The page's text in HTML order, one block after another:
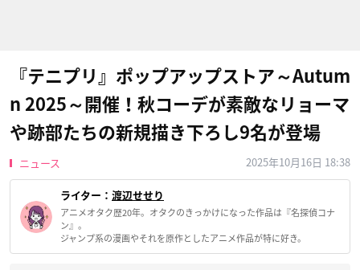
『テニプリ』ポップアップストア～Autum
n 2025～開催！秋コーデが素敵なリョーマ
や跡部たちの新規描き下ろし9名が登場
ニュース 2025年10月16日 18:38
ライター： 渡辺せせり
アニメオタク歴20年。オタクのきっかけになった作品は『名探偵コナ
ン』。
ジャンプ系の漫画やそれを原作としたアニメ作品が特に好き。